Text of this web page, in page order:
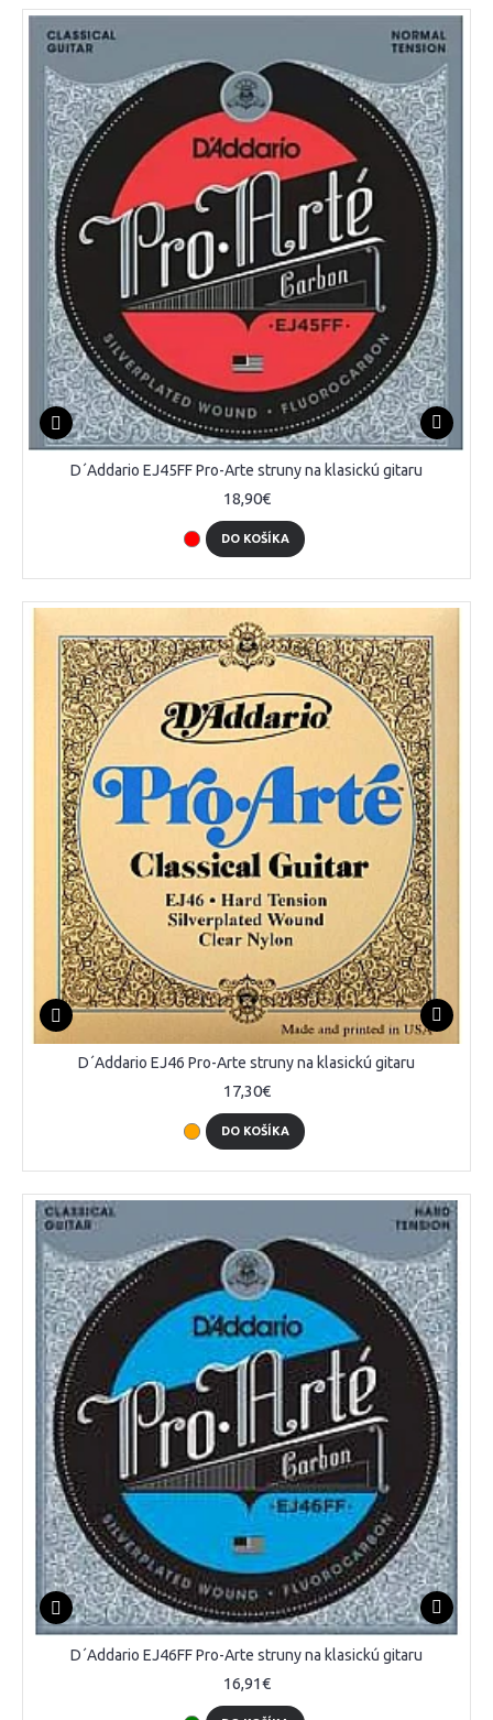
D´Addario EJ45FF Pro-Arte struny na klasickú gitaru
18,90€
DO KOŠÍKA
D´Addario EJ46 Pro-Arte struny na klasickú gitaru
17,30€
DO KOŠÍKA
D´Addario EJ46FF Pro-Arte struny na klasickú gitaru
16,91€